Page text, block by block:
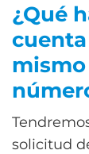
¿Qué
solicitud